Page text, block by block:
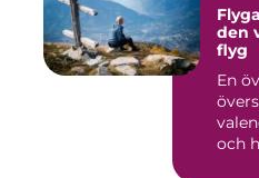
den
flyg
En
valencia"
och